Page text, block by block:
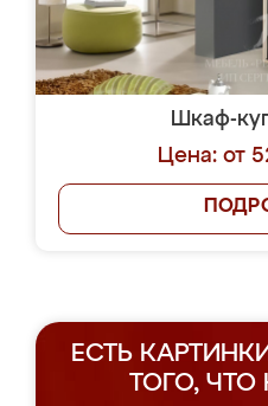
Шкаф-
Цена: от
ЕСТЬ
ТОГО, ЧТО